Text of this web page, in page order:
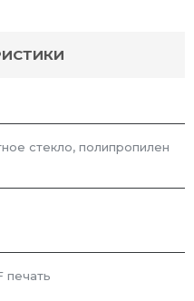
стекло, полипропилен
печать